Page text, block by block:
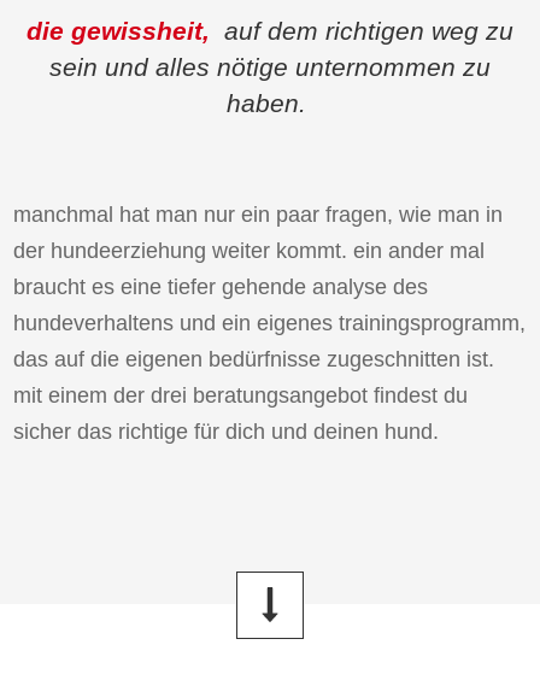
die gewissheit, auf dem richtigen weg zu
sein und alles nötige unternommen zu
haben.
manchmal hat man nur ein paar fragen, wie man in
der hundeerziehung weiter kommt. ein ander mal
braucht es eine tiefer gehende analyse des
hundeverhaltens und ein eigenes trainingsprogramm,
das auf die eigenen bedürfnisse zugeschnitten ist.
mit einem der drei beratungsangebot findest du
sicher das richtige für dich und deinen hund.